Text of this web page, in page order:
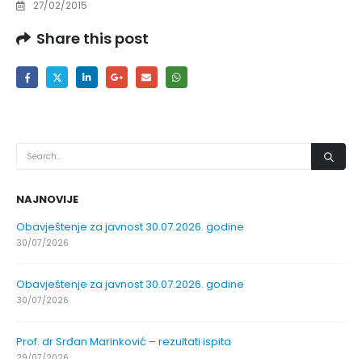
27/02/2015
Share this post
NAJNOVIJE
Obavještenje za javnost 30.07.2026. godine
30/07/2026
Obavještenje za javnost 30.07.2026. godine
30/07/2026
Prof. dr Srđan Marinković – rezultati ispita